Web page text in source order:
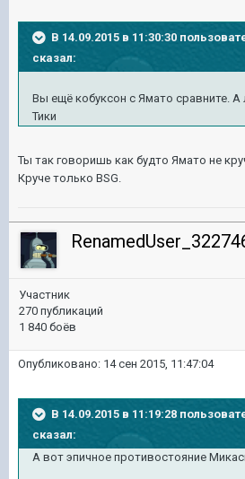
В 14.09.2015 в 11:30:30
сказал:
Вы ещё кобуксон с Ямато сравните. А
Тики
Ты так говоришь как будто Ямато не
Круче только BSG.
Участник
270 публикаций
1 840 боёв
Опубликовано: 14 сен 2015, 11:47:04
В 14.09.2015 в 11:19:28
сказал:
А вот эпичное противостояние